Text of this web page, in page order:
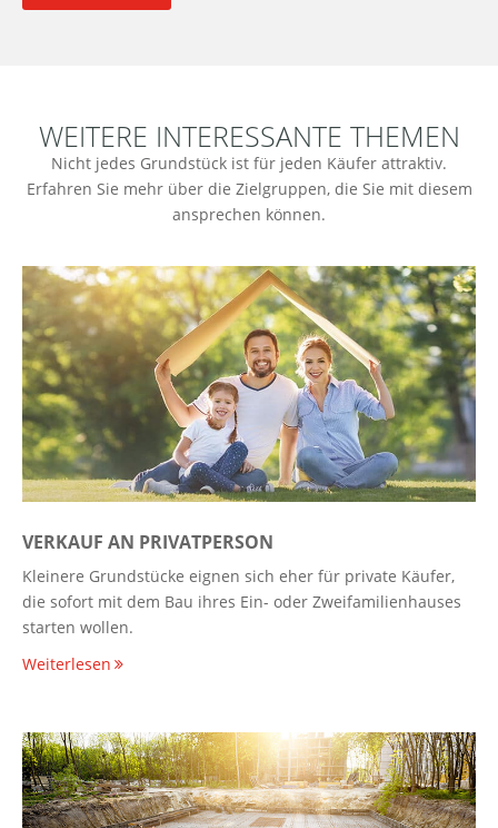
WEITERE INTERESSANTE THEMEN
Nicht jedes Grundstück ist für jeden Käufer attraktiv.
Erfahren Sie mehr über die Zielgruppen, die Sie mit diesem
ansprechen können.
VERKAUF AN PRIVATPERSON
Kleinere Grundstücke eignen sich eher für private Käufer,
die sofort mit dem Bau ihres Ein- oder Zweifamilienhauses
starten wollen.
Weiterlesen